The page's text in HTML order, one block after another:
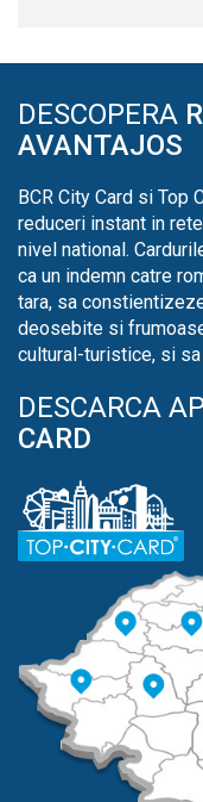
DESCOPERA
AVANTAJOS
BCR City Card si Top
reduceri instant in
nivel national.
ca un indemn catre
tara, sa
deosebite si
cultural-turistice, si
DESCARCA
CARD